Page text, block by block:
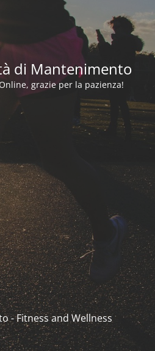
di Mantenimento
grazie per la pazienza!
- Fitness and Wellness